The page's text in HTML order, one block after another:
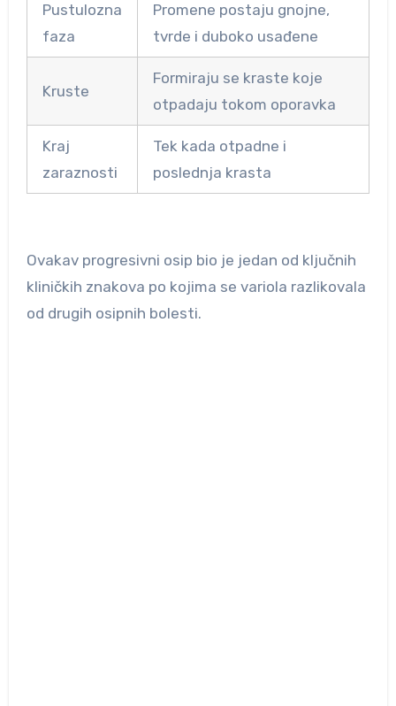
Pustulozna
faza
Promene postaju gnojne,
tvrde i duboko usađene
Kruste
Formiraju se kraste koje
otpadaju tokom oporavka
Kraj
zaraznosti
Tek kada otpadne i
poslednja krasta
Ovakav progresivni osip bio je jedan od ključnih
kliničkih znakova po kojima se variola razlikovala
od drugih osipnih bolesti.